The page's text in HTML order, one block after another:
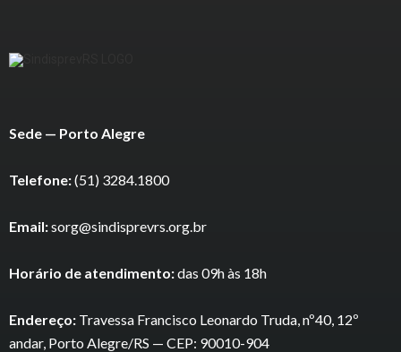
Sede — Porto Alegre
Telefone:(51) 3284.1800
Email:sorg@sindisprevrs.org.br
Horário de atendimento:das 09h às 18h
Endereço: Travessa Francisco Leonardo Truda, nº40, 12º
andar, Porto Alegre/RS — CEP: 90010-904